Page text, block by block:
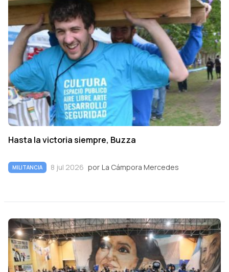
Hasta la victoria siempre, Buzza
MILITANCIA 8 jul 2026 por La Cámpora Mercedes